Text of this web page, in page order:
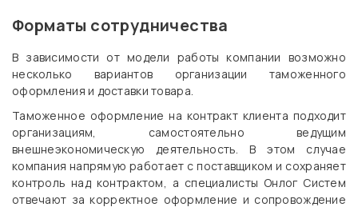
Форматы сотрудничества
В зависимости от модели работы компании возможно
несколько вариантов организации таможенного
оформления и доставки товара.
Таможенное оформление на контракт клиента подходит
организациям, самостоятельно ведущим
внешнеэкономическую деятельность. В этом случае
компания напрямую работает с поставщиком и сохраняет
контроль над контрактом, а специалисты Онлог Систем
отвечают за корректное оформление и сопровождение